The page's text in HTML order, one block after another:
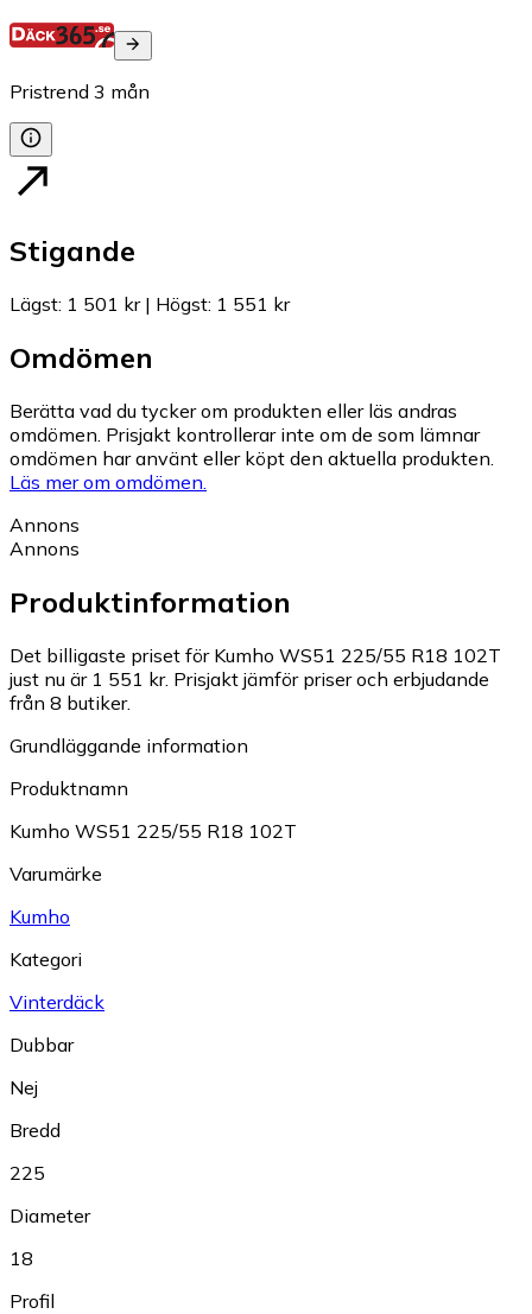
Pristrend 3 mån
Stigande
Lägst: 1 501 kr| Högst: 1 551 kr
Omdömen
Berätta vad du tycker om produkten eller läs andras
omdömen. Prisjakt kontrollerar inte om de som lämnar
omdömen har använt eller köpt den aktuella produkten.
Läs mer om omdömen.
Annons
Annons
Produktinformation
Det billigaste priset för Kumho WS51 225/55 R18 102T
just nu är 1 551 kr. Prisjakt jämför priser och erbjudande
från 8 butiker.
Grundläggande information
Produktnamn
Kumho WS51 225/55 R18 102T
Varumärke
Kumho
Kategori
Vinterdäck
Dubbar
Nej
Bredd
225
Diameter
18
Profil